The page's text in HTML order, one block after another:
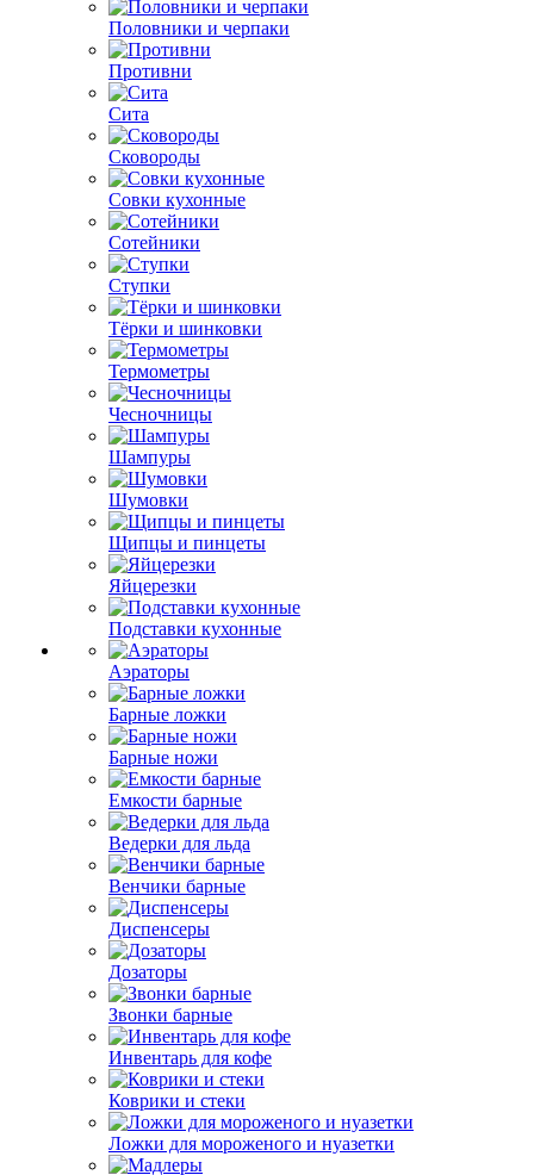
Половники и черпаки
Противни
Сита
Сковороды
Совки кухонные
Сотейники
Ступки
Тёрки и шинковки
Термометры
Чесночницы
Шампуры
Шумовки
Щипцы и пинцеты
Яйцерезки
Подставки кухонные
Аэраторы
Барные ложки
Барные ножи
Емкости барные
Ведерки для льда
Венчики барные
Диспенсеры
Дозаторы
Звонки барные
Инвентарь для кофе
Коврики и стеки
Ложки для мороженого и нуазетки